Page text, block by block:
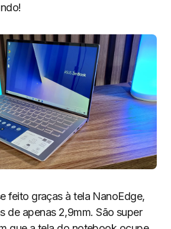
feito graças à tela NanoEdge,
de apenas 2,9mm. São super